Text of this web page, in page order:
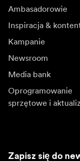
Ambasadorowie
Inspiracja &
Kampanie
Newsroom
Media bank
Oprogramowanie
sprzętowe i
Zapisz się do